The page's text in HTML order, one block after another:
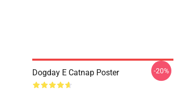
Dogday E Catnap Poster -20%